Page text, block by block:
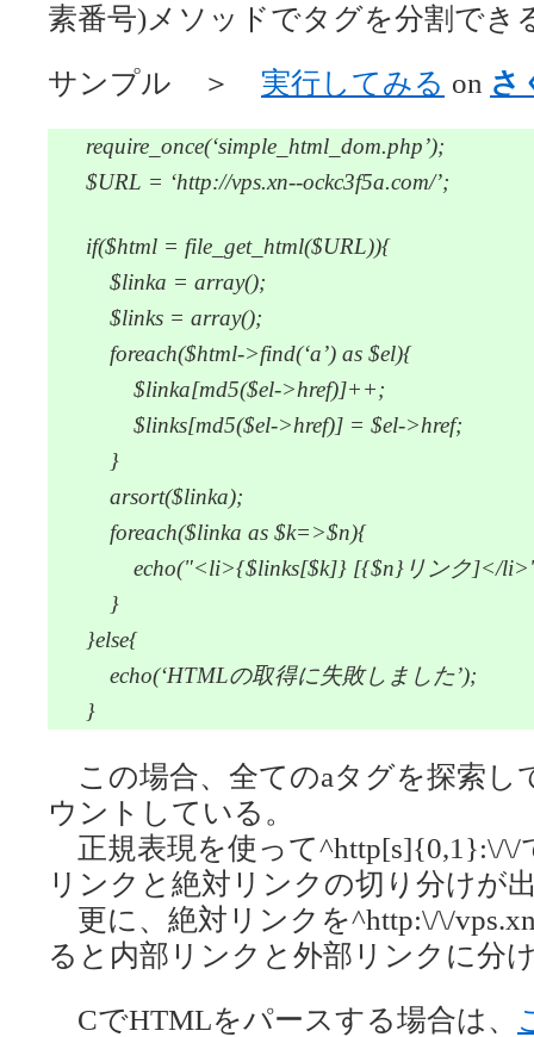
素番号)メソッドでタグを分割でき
サンプル ＞ 実行してみる on さ
require_once(‘simple_html_dom.php’);
$URL = ‘http://vps.xn--ockc3f5a.com/’;
if($html = file_get_html($URL)){
$linka = array();
$links = array();
foreach($html->find(‘a’) as $el){
$linka[md5($el->href)]++;
$links[md5($el->href)] = $el->href;
}
arsort($linka);
foreach($linka as $k=>$n){
echo("<li>{$links[$k]} [{$n}リンク]</
}
}else{
echo(‘HTMLの取得に失敗しました’);
}
この場合、全てのaタグを探索し
ウントしている。
正規表現を使って^http[s]{0,1}:\/\/
リンクと絶対リンクの切り分けが
更に、絶対リンクを^http:\/\/
ると内部リンクと外部リンクに分
CでHTMLをパースする場合は、